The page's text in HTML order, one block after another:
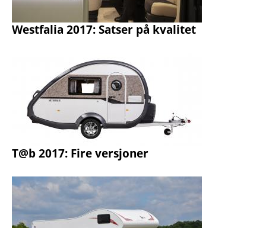
Westfalia 2017: Satser på kvalitet
T@b 2017: Fire versjoner